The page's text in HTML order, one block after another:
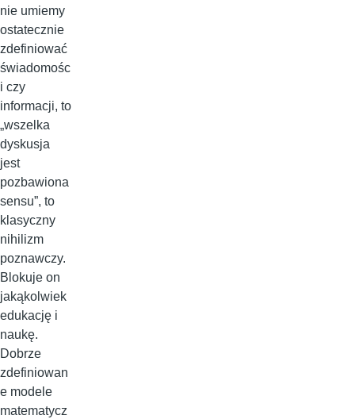
nie umiemy
ostatecznie
zdefiniować
świadomośc
i czy
informacji, to
„wszelka
dyskusja
jest
pozbawiona
sensu”, to
klasyczny
nihilizm
poznawczy.
Blokuje on
jakąkolwiek
edukację i
naukę.
Dobrze
zdefiniowan
e modele
matematycz